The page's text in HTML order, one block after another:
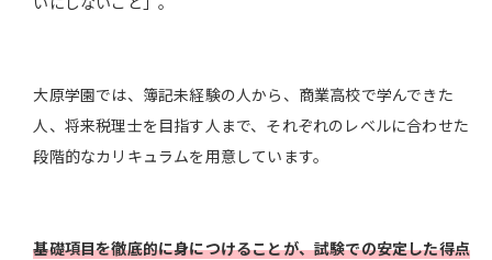
大原学園では、簿記未経験の人から、商業高校で学んできた
人、将来税理士を目指す人まで、それぞれのレベルに合わせた
段階的なカリキュラムを用意しています。
基礎項目を徹底的に身につけることが、試験での安定した得点